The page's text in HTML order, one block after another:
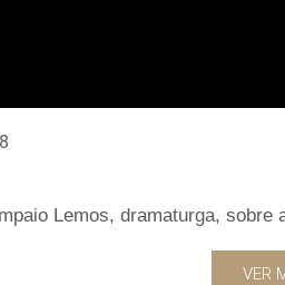
Lemos, dramaturga,
VER